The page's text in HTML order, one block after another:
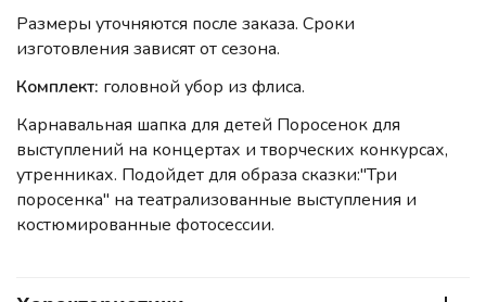
Размеры уточняются после заказа. Сроки
изготовления зависят от сезона.
Комплект: головной убор из флиса.
Карнавальная шапка для детей Поросенок для
выступлений на концертах и творческих конкурсах,
утренниках. Подойдет для образа сказки:"Три
поросенка" на театрализованные выступления и
костюмированные фотосессии.